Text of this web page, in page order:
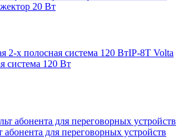
20 Вт
IP-8T Volta
система 120 Вт
абонента для переговорных устройств